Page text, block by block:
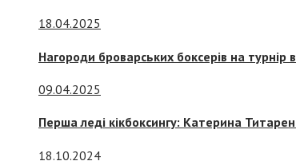
18.04.2025
Нагороди броварських боксерів на турнір в
09.04.2025
Перша леді кікбоксингу: Катерина
18.10.2024